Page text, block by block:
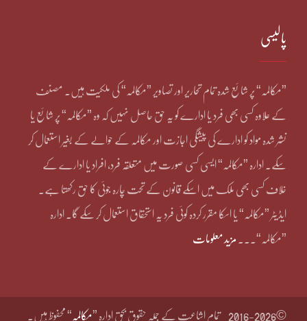
پالیسی
”مکالمہ“ پر شائع شدہ تمام تحاریر اور تصاویر ”مکالمہ“ کی ملکیت ہیں۔ مصنف
کے علاوہ کسی بھی فرد یا ادارے کو یہ حق حاصل نہیں کہ وہ ”مکالمہ“ پر شائع یا
نشر شدہ مواد کو ادارے کی پیشگی اجازت اور مکالمہ کے حوالے کے بغیر استعمال کر
سکے۔ ادارہ ”مکالمہ“ ایسی کسی صورت میں متعلقہ فرد، افراد یا ادارے کے
خلاف کسی بھی ملک میں اسکے قانون کے تحت چارہ جوئی کا حق رکھتا ہے۔
ایڈیٹر ”مکالمہ“ یا اسکا مقرر کردہ کوئی فرد یہ استحقاق استعمال کر سکے گا۔ ادارہ
”مکالمہ“۔۔۔ مزید معلومات
©2016-2026 تمام اشاعت کے جملہ حقوق بحق ادارہ ”مکالمہ “ محفوظ ہیں۔